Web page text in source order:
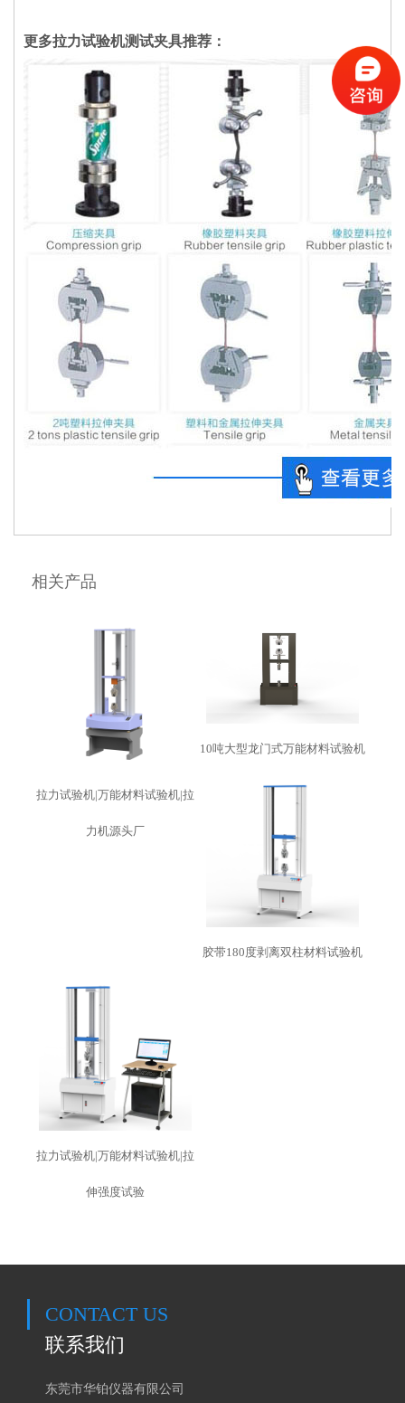
更多拉力试验机测试夹具推荐：
相关产品
拉力试验机|万能材料试验机|拉
力机源头厂
10吨大型龙门式万能材料试验机
胶带180度剥离双柱材料试验机
拉力试验机|万能材料试验机|拉
伸强度试验
CONTACT US
联系我们
东莞市华铂仪器有限公司